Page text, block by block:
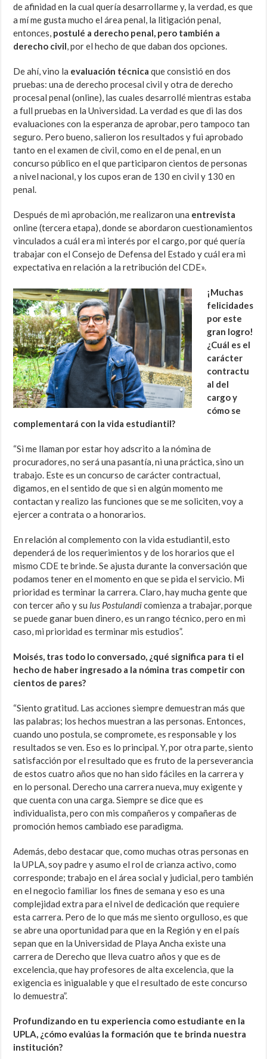
de afinidad en la cual quería desarrollarme y, la verdad, es que
a mí me gusta mucho el área penal, la litigación penal,
entonces, postulé a derecho penal, pero también a
derecho civil, por el hecho de que daban dos opciones.
De ahí, vino la evaluación técnica que consistió en dos
pruebas: una de derecho procesal civil y otra de derecho
procesal penal (online), las cuales desarrollé mientras estaba
a full pruebas en la Universidad. La verdad es que di las dos
evaluaciones con la esperanza de aprobar, pero tampoco tan
seguro. Pero bueno, salieron los resultados y fui aprobado
tanto en el examen de civil, como en el de penal, en un
concurso público en el que participaron cientos de personas
a nivel nacional, y los cupos eran de 130 en civil y 130 en
penal.
Después de mi aprobación, me realizaron una entrevista
online (tercera etapa), donde se abordaron cuestionamientos
vinculados a cuál era mi interés por el cargo, por qué quería
trabajar con el Consejo de Defensa del Estado y cuál era mi
expectativa en relación a la retribución del CDE».
¡Muchas
felicidades
por este
gran logro!
¿Cuál es el
carácter
contractu
al del
cargo y
cómo se
complementará con la vida estudiantil?
“Si me llaman por estar hoy adscrito a la nómina de
procuradores, no será una pasantía, ni una práctica, sino un
trabajo. Este es un concurso de carácter contractual,
digamos, en el sentido de que si en algún momento me
contactan y realizo las funciones que se me soliciten, voy a
ejercer a contrata o a honorarios.
En relación al complemento con la vida estudiantil, esto
dependerá de los requerimientos y de los horarios que el
mismo CDE te brinde. Se ajusta durante la conversación que
podamos tener en el momento en que se pida el servicio. Mi
prioridad es terminar la carrera. Claro, hay mucha gente que
con tercer año y su Ius Postulandicomienza a trabajar, porque
se puede ganar buen dinero, es un rango técnico, pero en mi
caso, mi prioridad es terminar mis estudios”.
Moisés, tras todo lo conversado, ¿qué significa para ti el
hecho de haber ingresado a la nómina tras competir con
cientos de pares?
“Siento gratitud. Las acciones siempre demuestran más que
las palabras; los hechos muestran a las personas. Entonces,
cuando uno postula, se compromete, es responsable y los
resultados se ven. Eso es lo principal. Y, por otra parte, siento
satisfacción por el resultado que es fruto de la perseverancia
de estos cuatro años que no han sido fáciles en la carrera y
en lo personal. Derecho una carrera nueva, muy exigente y
que cuenta con una carga. Siempre se dice que es
individualista, pero con mis compañeros y compañeras de
promoción hemos cambiado ese paradigma.
Además, debo destacar que, como muchas otras personas en
la UPLA, soy padre y asumo el rol de crianza activo, como
corresponde; trabajo en el área social y judicial, pero también
en el negocio familiar los fines de semana y eso es una
complejidad extra para el nivel de dedicación que requiere
esta carrera. Pero de lo que más me siento orgulloso, es que
se abre una oportunidad para que en la Región y en el país
sepan que en la Universidad de Playa Ancha existe una
carrera de Derecho que lleva cuatro años y que es de
excelencia, que hay profesores de alta excelencia, que la
exigencia es inigualable y que el resultado de este concurso
lo demuestra”.
Profundizando en tu experiencia como estudiante en la
UPLA, ¿cómo evalúas la formación que te brinda nuestra
institución?